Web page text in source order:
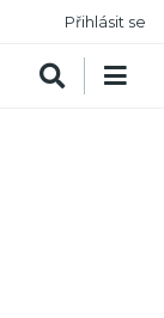
Přihlásit se